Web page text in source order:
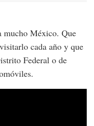
mucho México. Que
cada año y que
Federal o de